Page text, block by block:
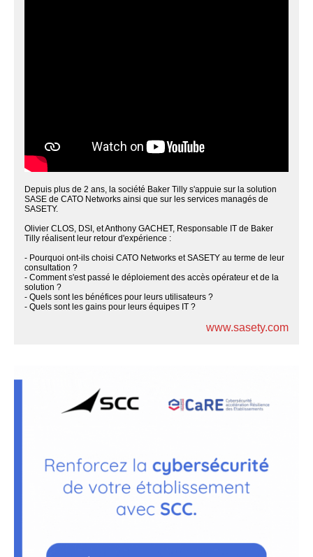
Depuis plus de 2 ans, la société Baker Tilly s'appuie sur la solution
SASE de CATO Networks ainsi que sur les services managés de
SASETY.
Olivier CLOS, DSI, et Anthony GACHET, Responsable IT de Baker
Tilly réalisent leur retour d'expérience :
- Pourquoi ont-ils choisi CATO Networks et SASETY au terme de leur
consultation ?
- Comment s'est passé le déploiement des accès opérateur et de la
solution ?
- Quels sont les bénéfices pour leurs utilisateurs ?
- Quels sont les gains pour leurs équipes IT ?
www.sasety.com